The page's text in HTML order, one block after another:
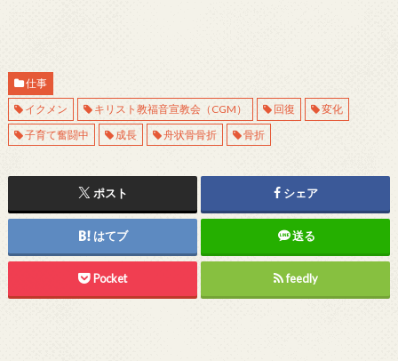
仕事
イクメン
キリスト教福音宣教会（CGM） 回復
変化
子育て奮闘中
成長 舟状骨骨折 骨折
ポスト シェア
はてブ 送る
Pocket feedly